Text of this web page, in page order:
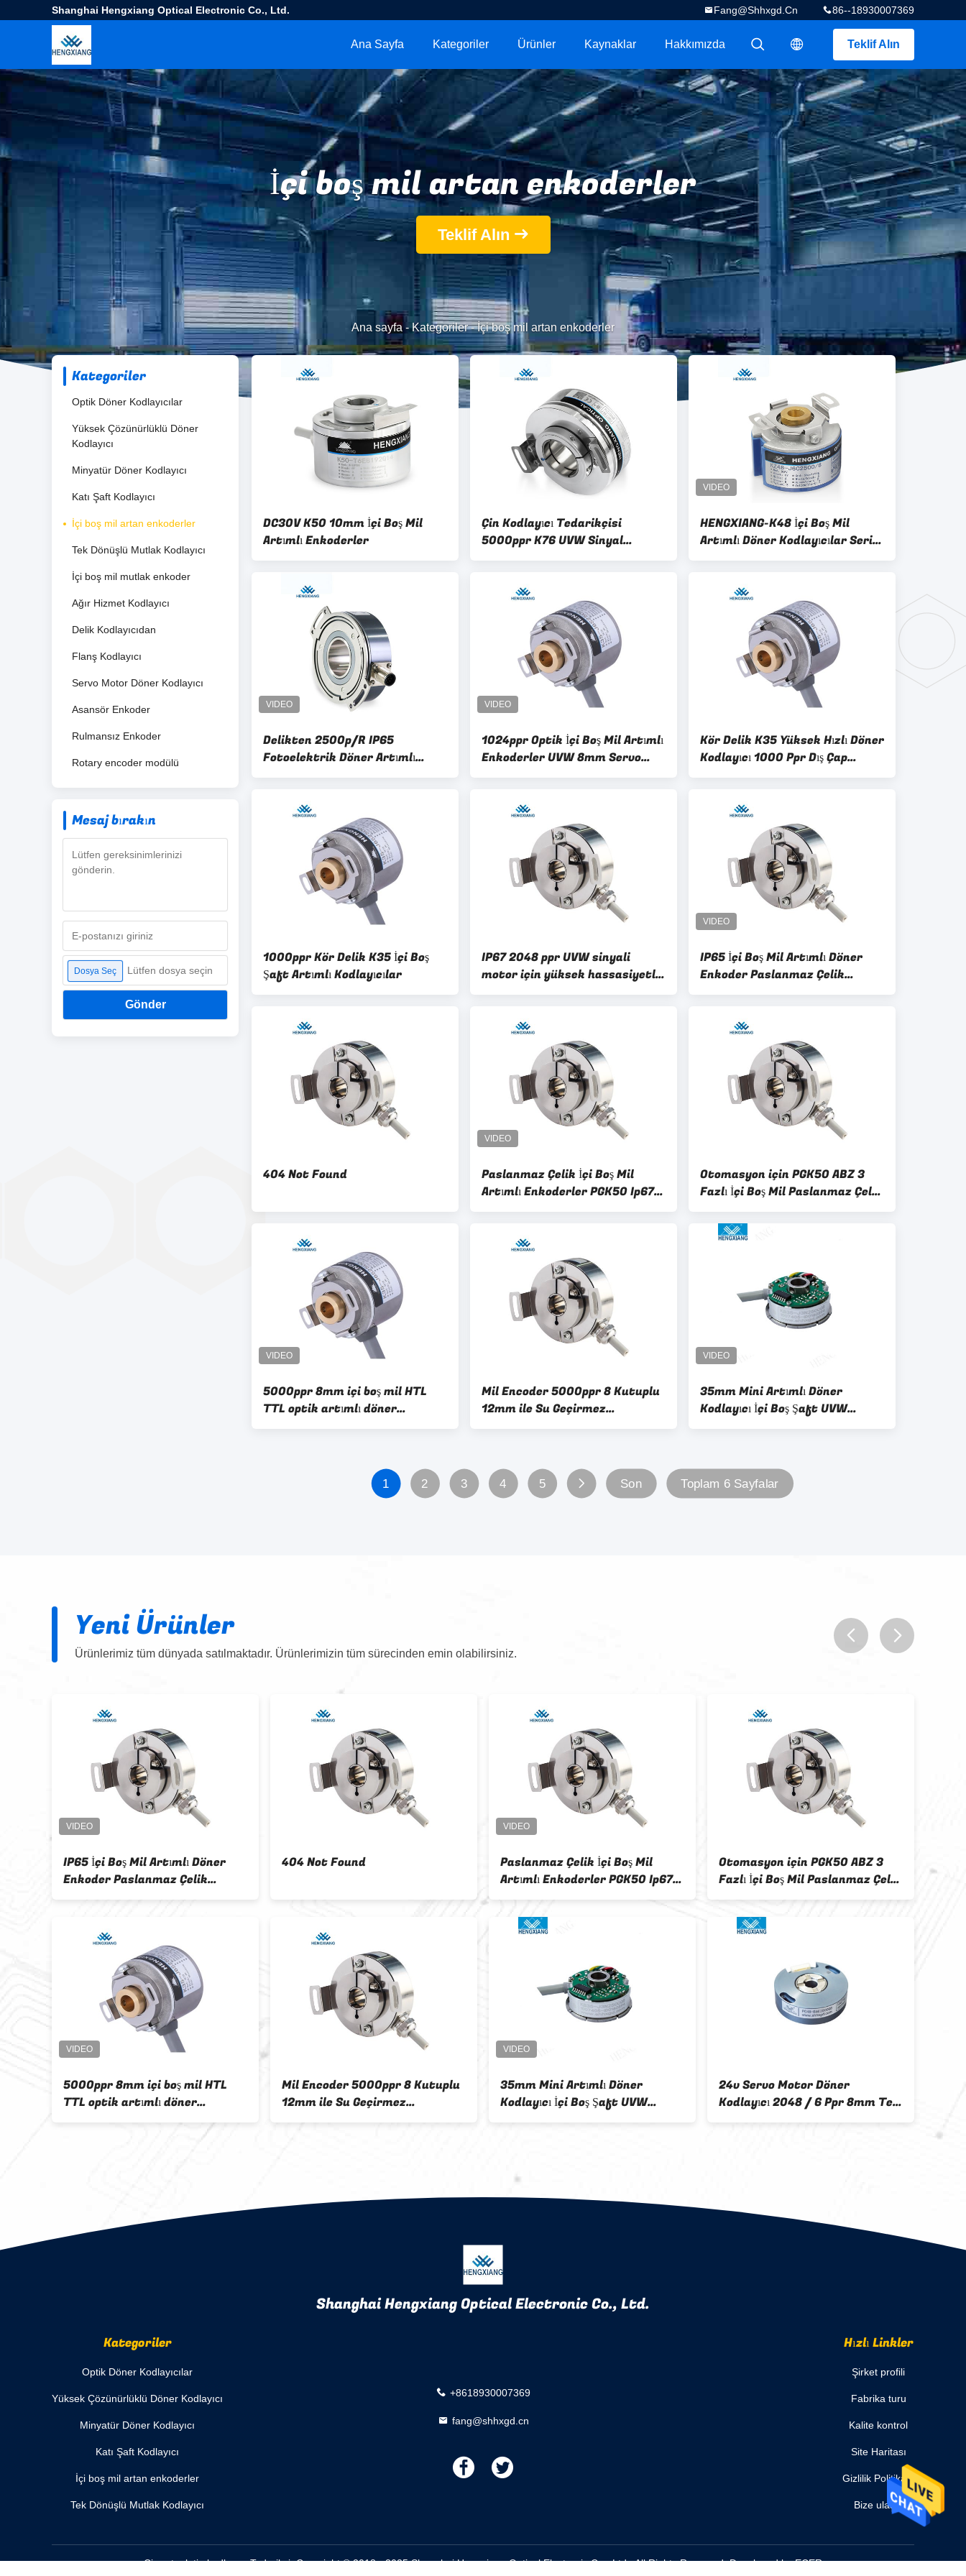
Shanghai Hengxiang Optical Electronic Co., Ltd. 86--18930007369
Fang@shhxgd.cn
Teklif Alın
描述
描述
Ana Sayfa Kategoriler Ürünler Kaynaklar Hakkımızda
İçi boş mil artan enkoderler
Teklif Alın
Ana sayfa -Kategoriler-İçi boş mil artan enkoderler
Kategoriler
Optik Döner Kodlayıcılar
Yüksek Çözünürlüklü Döner
Kodlayıcı
Minyatür Döner Kodlayıcı
Katı Şaft Kodlayıcı
İçi boş mil artan enkoderler
Tek Dönüşlü Mutlak Kodlayıcı
İçi boş mil mutlak enkoder
Ağır Hizmet Kodlayıcı
Delik Kodlayıcıdan
Flanş Kodlayıcı
Servo Motor Döner Kodlayıcı
Asansör Enkoder
Rulmansız Enkoder
Rotary encoder modülü
Mesaj bırakın
Dosya Seç Lütfen dosya seçin
Gönder
DC30V K50 10mm İçi Boş Mil
Artımlı Enkoderler
Çin Kodlayıcı Tedarikçisi
5000ppr K76 UVW Sinyal
Darbesi 32768 Ppr'ye Kadar
HENGXIANG-K48 İçi Boş Mil
Artımlı Döner Kodlayıcılar Serisi
SEB 50-10000P/R
Delikten 2500p/R IP65
Fotoelektrik Döner Artımlı
Makine Kodlayıcı
1024ppr Optik İçi Boş Mil Artımlı
Enkoderler UVW 8mm Servo
Motor Tekstil
Kör Delik K35 Yüksek Hızlı Döner
Kodlayıcı 1000 Ppr Dış Çap
35mm
1000ppr Kör Delik K35 İçi Boş
Şaft Artımlı Kodlayıcılar
IP67 2048 ppr UVW sinyali
motor için yüksek hassasiyetli
içi boş mil döner kodlayıcı
IP65 İçi Boş Mil Artımlı Döner
Enkoder Paslanmaz Çelik
Yüksek Koruma
404 Not Found
Paslanmaz Çelik İçi Boş Mil
Artımlı Enkoderler PGK50 Ip67
Otomasyon Kontrolü
Otomasyon için PGK50 ABZ 3
Fazlı İçi Boş Mil Paslanmaz Çelik
Enkoder
5000ppr 8mm içi boş mil HTL
TTL optik artımlı döner
kodlayıcı itme çekme IP50
Mil Encoder 5000ppr 8 Kutuplu
12mm ile Su Geçirmez
Paslanmaz Leke
35mm Mini Artımlı Döner
Kodlayıcı İçi Boş Şaft UVW
Sinyal Servo Motor Robotik
1 2 3 4 5 Son Toplam 6 Sayfalar
Yeni Ürünler
Ürünlerimiz tüm dünyada satılmaktadır. Ürünlerimizin tüm sürecinden emin olabilirsiniz.
IP65 İçi Boş Mil Artımlı Döner
Enkoder Paslanmaz Çelik
Yüksek Koruma
404 Not Found
Paslanmaz Çelik İçi Boş Mil
Artımlı Enkoderler PGK50 Ip67
Otomasyon Kontrolü
Otomasyon için PGK50 ABZ 3
Fazlı İçi Boş Mil Paslanmaz Çelik
Enkoder
5000ppr 8mm içi boş mil HTL
TTL optik artımlı döner
kodlayıcı itme çekme IP50
Mil Encoder 5000ppr 8 Kutuplu
12mm ile Su Geçirmez
Paslanmaz Leke
35mm Mini Artımlı Döner
Kodlayıcı İçi Boş Şaft UVW
Sinyal Servo Motor Robotik
24v Servo Motor Döner
Kodlayıcı 2048 / 6 Ppr 8mm Tek
Rulmanlı İçi Boş Mil
Shanghai Hengxiang Optical Electronic Co., Ltd.
Kategoriler
Optik Döner Kodlayıcılar
Yüksek Çözünürlüklü Döner Kodlayıcı
Minyatür Döner Kodlayıcı
Katı Şaft Kodlayıcı
İçi boş mil artan enkoderler
Tek Dönüşlü Mutlak Kodlayıcı
+8618930007369
fang@shhxgd.cn
Hızlı Linkler
Şirket profili
Fabrika turu
Kalite kontrol
Site Haritası
Gizlilik Politikası
Bize ulaşın
Çin artımlı tip kodlayıcıTedarikçi. Copyright © 2018 - 2025 Shanghai Hengxiang Optical Electronic Co., Ltd.. All Rights Reserved. Developed byECER